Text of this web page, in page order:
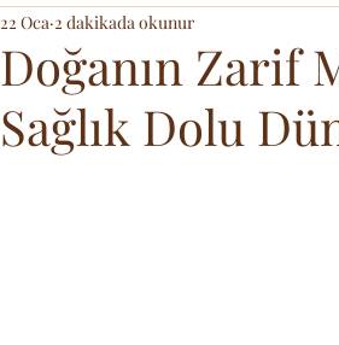
Bilim & Teknoloji
Doğanın Zarif
Sağlık Dolu
22 Oca 2 dakikada okunur